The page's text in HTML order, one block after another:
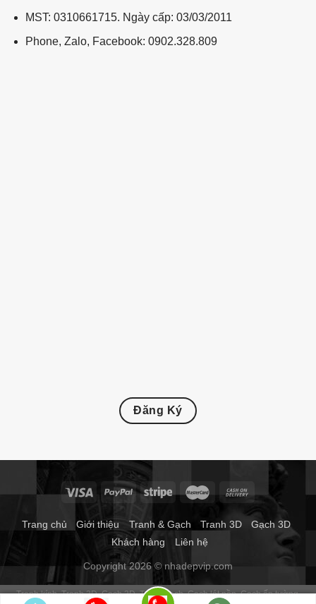
MST: 0310661715. Ngày cấp: 03/03/2011
Phone, Zalo, Facebook: 0902.328.809
Đăng Ký
Trang chủ Giới thiệu Tranh & Gạch Tranh 3D
Gạch 3D
Khách hàng
Liên hệ
Copyright 2026 © nhadepvip.com
Tranh kính Tranh 3D Gạch 3D Tranh gạch Gạch lát nền Gạch ốp tường